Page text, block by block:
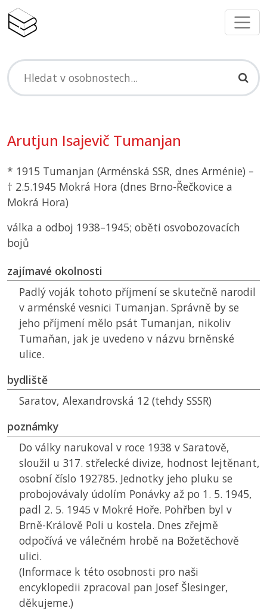
Arutjun Isajevič Tumanjan
* 1915 Tumanjan (Arménská SSR, dnes Arménie) –
† 2.5.1945 Mokrá Hora (dnes Brno-Řečkovice a
Mokrá Hora)
válka a odboj 1938–1945; oběti osvobozovacích
bojů
zajímavé okolnosti
Padlý voják tohoto příjmení se skutečně narodil
v arménské vesnici Tumanjan. Správně by se
jeho příjmení mělo psát Tumanjan, nikoliv
Tumaňan, jak je uvedeno v názvu brněnské
ulice.
bydliště
Saratov, Alexandrovská 12 (tehdy SSSR)
poznámky
Do války narukoval v roce 1938 v Saratově,
sloužil u 317. střelecké divize, hodnost lejtěnant,
osobní číslo 192785. Jednotky jeho pluku se
probojovávaly údolím Ponávky až po 1. 5. 1945,
padl 2. 5. 1945 v Mokré Hoře. Pohřben byl v
Brně-Králově Poli u kostela. Dnes zřejmě
odpočívá ve válečném hrobě na Božetěchově
ulici.
(Informace k této osobnosti pro naši
encyklopedii zpracoval pan Josef Šlesinger,
děkujeme.)